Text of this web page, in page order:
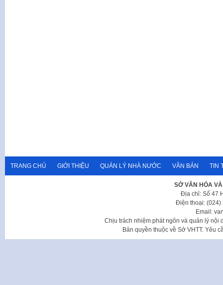
TRANG CHỦ GIỚI THIỆU QUẢN LÝ NHÀ NƯỚC VĂN BẢN TIN
SỞ VĂN HÓA
Địa chỉ: Số 47
Điện thoại: (024)
Email:
Chịu trách nhiệm phát ngôn và quản lý nội
Bản quyền thuộc về Sở VHTT. Yêu